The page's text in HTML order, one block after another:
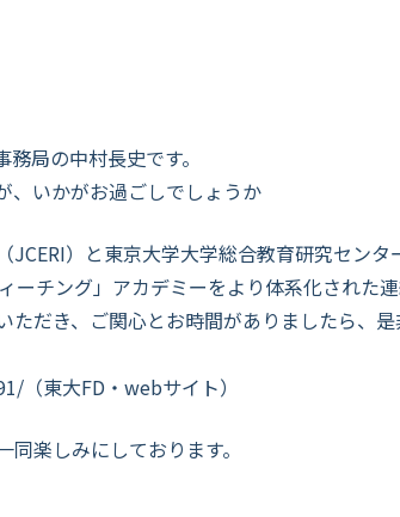
局の中村長史です。
、いかがお過ごしでしょうか
）と東京大学大学総合教育研究センタ
ーチング」アカデミーをより体系化された
ただき、ご関心とお時間がありましたら、
東大FD・webサイト）
楽しみにしております。